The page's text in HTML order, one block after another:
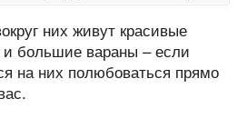
них живут красивые
и большие вараны – если
на них полюбоваться прямо